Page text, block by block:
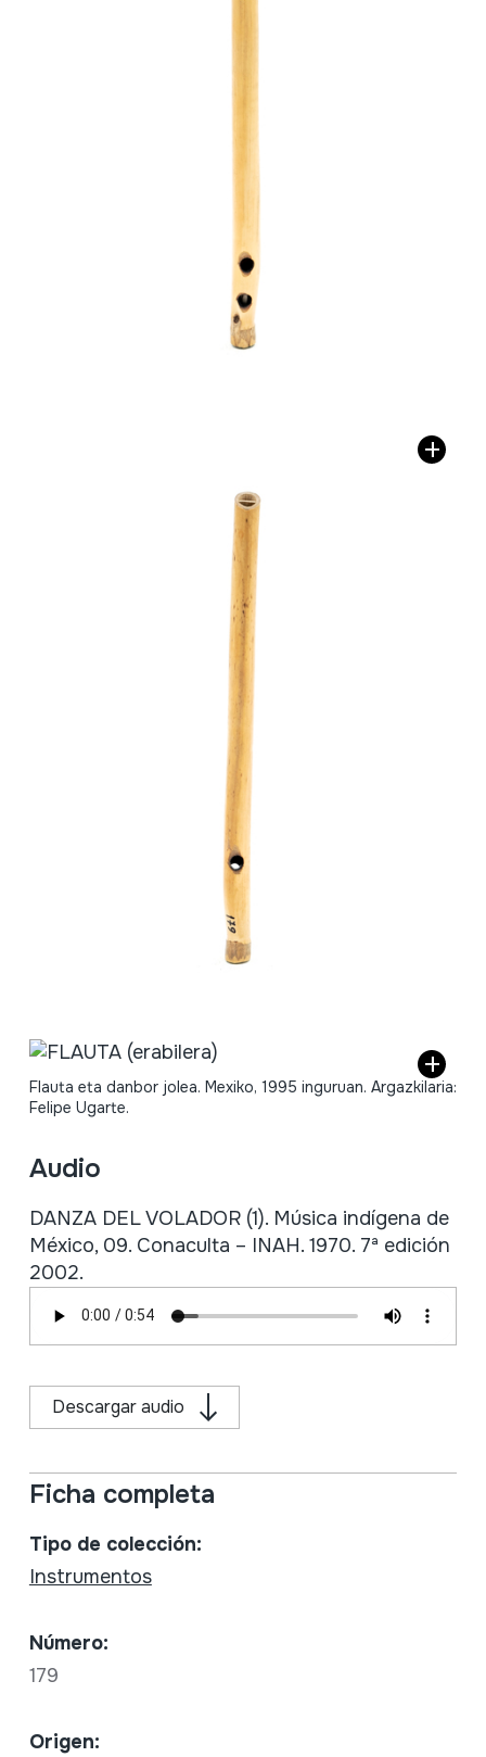
Flauta eta danbor jolea. Mexiko, 1995 inguruan. Argazkilaria:
Felipe Ugarte.
Audio
DANZA DEL VOLADOR (1). Música indígena de
México, 09. Conaculta – INAH. 1970. 7ª edición
2002.
Descargar audio
Ficha completa
Tipo de colección:
Instrumentos
Número:
179
Origen: